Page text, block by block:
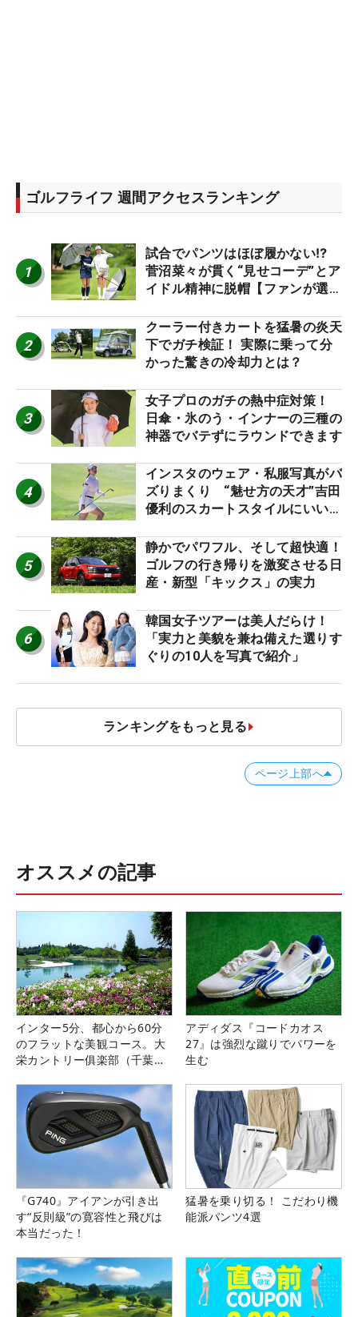
ゴルフライフ 週間アクセスランキング
1
試合でパンツはほぼ履かない⁉
菅沼菜々が貫く“見せコーデ”とア
イドル精神に脱帽【ファンが選ぶ
2
クーラー付きカートを猛暑の炎天
下でガチ検証！ 実際に乗って分
かった驚きの冷却力とは？
3
女子プロのガチの熱中症対策！
日傘・氷のう・インナーの三種の
神器でバテずにラウンドできます
4
インスタのウェア・私服写真がバ
ズりまくり “魅せ方の天才”吉田
優利のスカートスタイルにいい
5
静かでパワフル、そして超快適！
ゴルフの行き帰りを激変させる日
産・新型「キックス」の実力
6
韓国女子ツアーは美人だらけ！
「実力と美貌を兼ね備えた選りす
ぐりの10人を写真で紹介」
ランキングをもっと見る
ページ上部へ
オススメの記事
インター5分、都心から60分
のフラットな美観コース。大
栄カントリー俱楽部（千葉
アディダス『コードカオス
27』は強烈な蹴りでパワーを
生む
『G740』アイアンが引き出
す“反則級”の寛容性と飛びは
本当だった！
猛暑を乗り切る！ こだわり機
能派パンツ4選